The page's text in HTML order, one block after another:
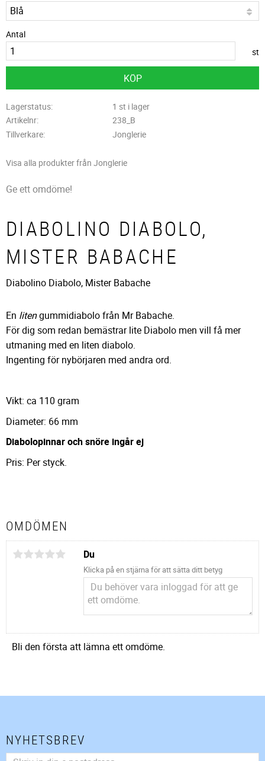
Antal
st
KÖP
Lagerstatus
1 st i lager
Artikelnr
238_B
Tillverkare
Jonglerie
Visa alla produkter från Jonglerie
Ge ett omdöme!
DIABOLINO DIABOLO,
MISTER BABACHE
Diabolino Diabolo, Mister Babache
En litengummidiabolo från Mr Babache.
För dig som redan bemästrar lite Diabolo men vill få mer
utmaning med en liten diabolo.
Ingenting för nybörjaren med andra ord.
Vikt: ca 110 gram
Diameter: 66 mm
Diabolopinnar och snöre ingår ej
Pris: Per styck.
OMDÖMEN
Du
Klicka på en stjärna för att sätta ditt betyg
Bli den första att lämna ett omdöme.
NYHETSBREV